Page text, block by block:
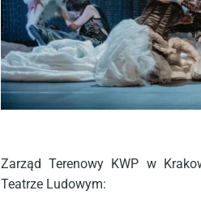
Zarząd Terenowy KWP w
Teatrze Ludowym: